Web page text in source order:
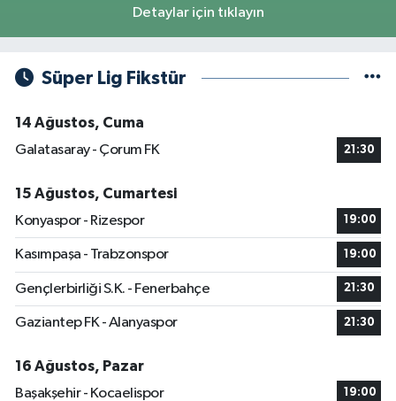
Detaylar için tıklayın
Süper Lig Fikstür
14 Ağustos, Cuma
Galatasaray - Çorum FK
21:30
15 Ağustos, Cumartesi
Konyaspor - Rizespor
19:00
Kasımpaşa - Trabzonspor 19:00
Gençlerbirliği S.K. - Fenerbahçe 21:30
Gaziantep FK - Alanyaspor 21:30
16 Ağustos, Pazar
Başakşehir - Kocaelispor
19:00